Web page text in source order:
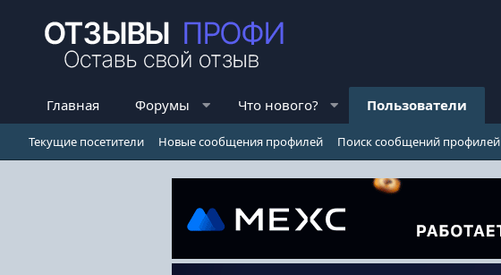
Главная Форумы Что нового? Пользователи
Текущие посетители Новые сообщения профилей Поиск сообщений профилей